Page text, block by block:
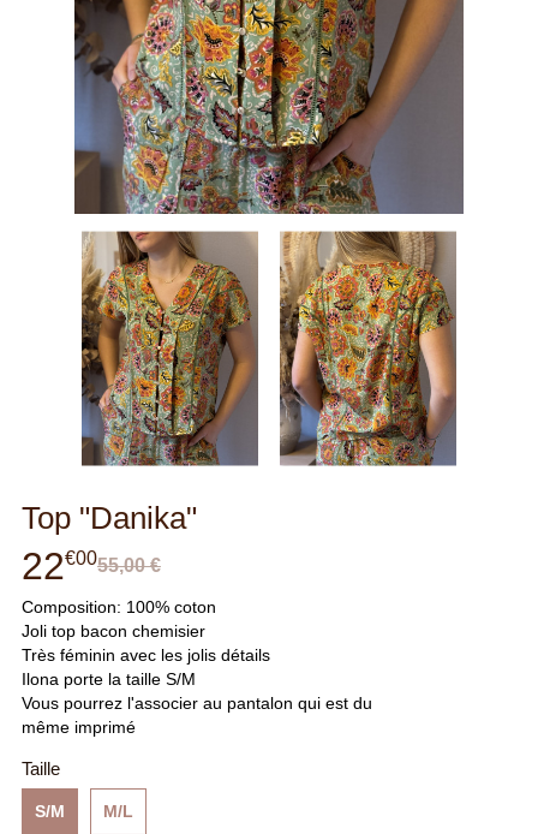
Top "Danika"
22€0055,00 €
Composition: 100% coton
Joli top bacon chemisier
Très féminin avec les jolis détails
Ilona porte la taille S/M
Vous pourrez l'associer au pantalon qui est du
même imprimé
Taille
S/M M/L